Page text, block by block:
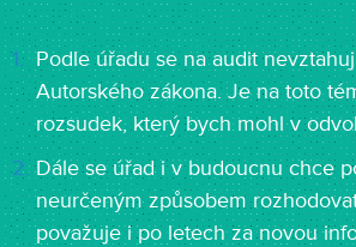
Podle úřadu se na audit
Autorského zákona. Je na toto
rozsudek, který bych mohl v
Dále se úřad i v budoucnu chce
neurčeným způsobem
považuje i po letech za novou